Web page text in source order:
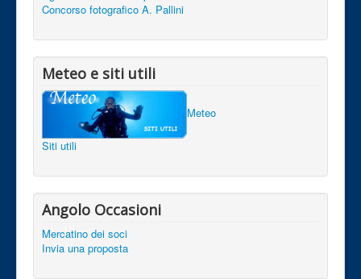
Concorso fotografico A. Pallini
Meteo e siti utili
Meteo
Siti utili
Angolo Occasioni
Mercatino dei soci
Invia una proposta